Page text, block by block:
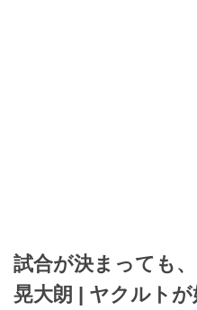
試合が決まっても
晃大朗 | ヤクルトが